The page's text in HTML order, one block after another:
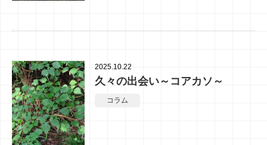
2025.10.22
久々の出会い～コアカソ～
コラム